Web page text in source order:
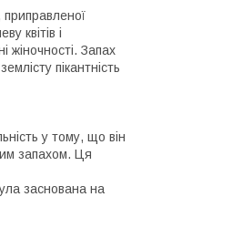
квітів і
жіночності. Запах
пікантність
у тому, що він
запахом. Ця
заснована на